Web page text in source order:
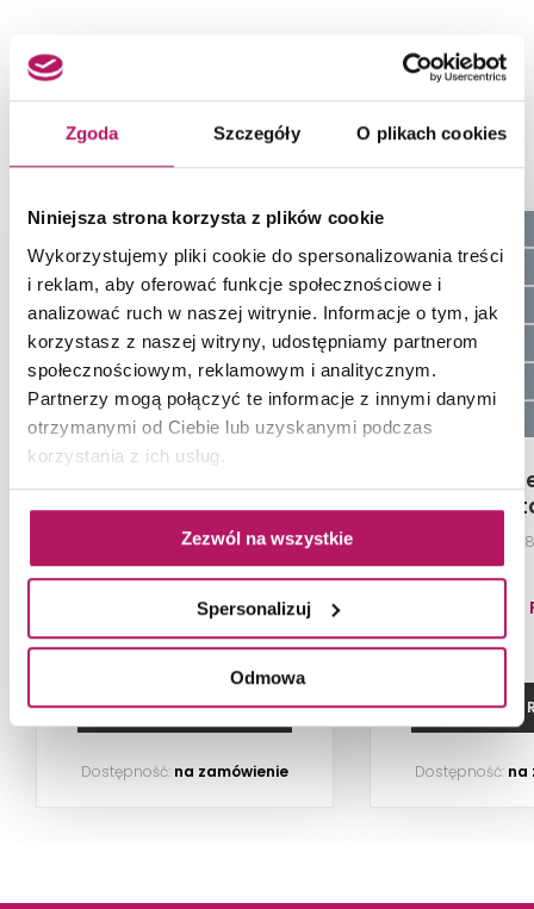
Zgoda Szczegóły O plikach cookies
Niniejsza strona korzysta z plików cookie
Wykorzystujemy pliki cookie do spersonalizowania treści
i reklam, aby oferować funkcje społecznościowe i
analizować ruch w naszej witrynie. Informacje o tym, jak
korzystasz z naszej witryny, udostępniamy partnerom
społecznościowym, reklamowym i analitycznym.
Partnerzy mogą połączyć te informacje z innymi danymi
otrzymanymi od Ciebie lub uzyskanymi podczas
korzystania z ich usług.
Zezwól na wszystkie
Spersonalizuj
Odmowa
NASZE PROPOZYCJE ZAMIAST
PRODUKTU NOWA GALA TREND
STONE TS 13 M-K-TS 13
-3%
Mozaika Bianco Paradyż
Torton
Mozaika, 29,8x22,3 cm
49,20 PLN
-3% od 50,60 PLN najniższa cena
ZOBACZ PRODUKT
Dostępność: na zamówienie
Paradyż
Mozaika
Mozaika,
65,50
ZOBACZ
Dostępność: na